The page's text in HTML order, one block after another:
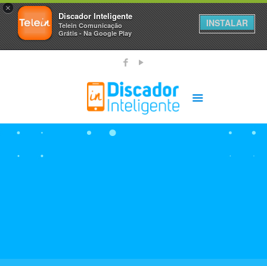
×
Discador Inteligente
Telein Comunicação
Grátis - Na Google Play
INSTALAR